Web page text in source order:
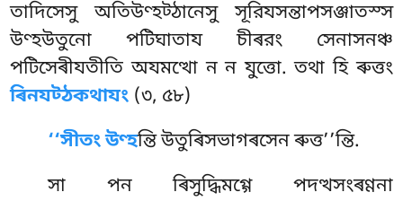
তাদিসেসু অতিউণ্হট্ঠানেসু সূরিযসন্তাপসঞ্জাতস্স
উণ্হউতুনো পটিঘাতাযচীৰরং সেনাসনঞ্চ
পটিসেৰীযতীতি অযমত্থো ন ন যুত্তো. তথা হি ৰুত্তং
ৰিনযট্ঠকথাযং (৩, ৫৮)
‘‘সীতং উণ্হন্তি উতুৰিসভাগৰসেন ৰুত্ত’’ন্তি.
সা পন ৰিসুদ্ধিমগ্গে পদত্থসংৰণ্ণনা